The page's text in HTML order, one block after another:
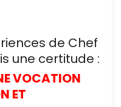
de Chef
une certitude :
VOCATION
ET